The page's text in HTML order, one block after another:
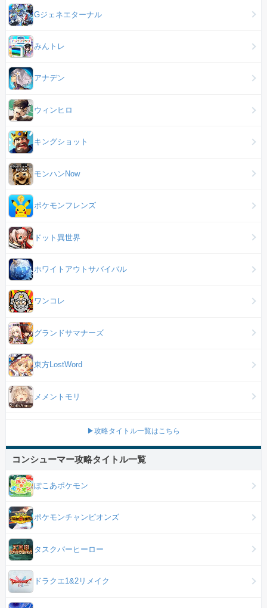
Gジェネエターナル
みんトレ
アナデン
ウィンヒロ
キングショット
モンハンNow
ポケモンフレンズ
ドット異世界
ホワイトアウトサバイバル
ワンコレ
グランドサマナーズ
東方LostWord
メメントモリ
▶攻略タイトル一覧はこちら
コンシューマー攻略タイトル一覧
ぽこあポケモン
ポケモンチャンピオンズ
タスクバーヒーロー
ドラクエ1&2リメイク